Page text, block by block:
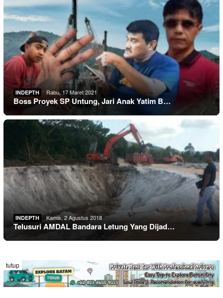
INDEPTH Rabu, 17 Maret 2021
Boss Proyek SP Untung, Jari Anak Yatim B…
INDEPTH Kamis, 2 Agustus 2018
Telusuri AMDAL Bandara Letung Yang Dijad…
tutup